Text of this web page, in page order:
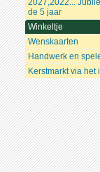
2027,2022...
de 5 jaar
Winkeltje
Wenskaarten
Handwerk en
Kerstmarkt via het